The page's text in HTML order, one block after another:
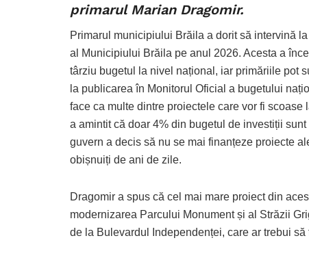
primarul Marian Dragomir.
Primarul municipiului Brăila a dorit să intervină
al Municipiului Brăila pe anul 2026. Acesta a
târziu bugetul la nivel național, iar primăriile pot
la publicarea în Monitorul Oficial a bugetului
face ca multe dintre proiectele care vor fi
a amintit că doar 4% din bugetul de investiții
guvern a decis să nu se mai finanțeze proiecte
obișnuiți de ani de zile.
Dragomir a spus că cel mai mare proiect din
modernizarea Parcului Monument și al Străzii
de la Bulevardul Independenței, care ar trebui